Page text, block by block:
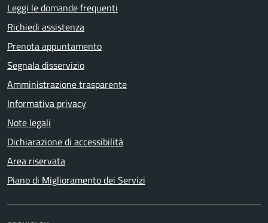
Leggi le domande frequenti
Richiedi assistenza
Prenota appuntamento
Segnala disservizio
Amministrazione trasparente
Informativa privacy
Note legali
Dichiarazione di accessibilità
Area riservata
Piano di Miglioramento dei Servizi